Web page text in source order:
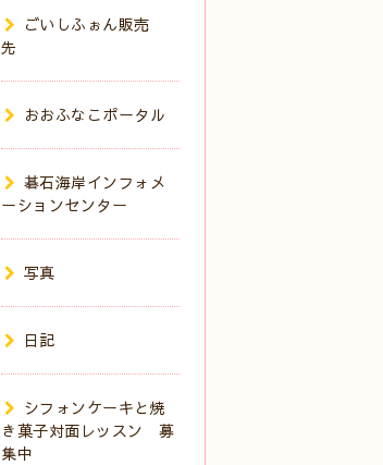
ごいしふぉん販売
先
おおふなこポータル
碁石海岸インフォメ
ーションセンター
写真
日記
シフォンケーキと焼
き菓子対面レッスン 募
集中